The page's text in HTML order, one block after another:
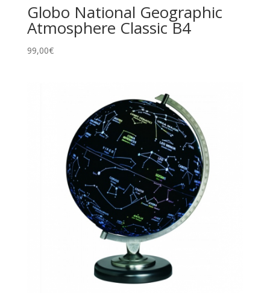
Globo National Geographic
Atmosphere Classic B4
99,00€